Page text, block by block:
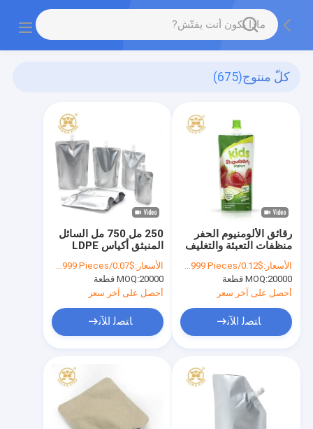
كلّ منتوج(675)
250 مل 750 مل السائل
المنبثق أكياس LDPE
ضغط زبدة الفول
السوداني
الأسعار:$0.07/Pieces 20000-99999 Pieces
MOQ:20000 قطعة
أحصل على آخر سعر
ﺎﺘﺼﻟ ﺍﻶﻧ
رقائق الألومنيوم الحفر
منظفات التعبئة والتغليف
الفاكهة التعبئة والتغليف
الأسعار:$0.12/Pieces 10000-99999 Pieces
MOQ:20000 قطعة
أحصل على آخر سعر
ﺎﺘﺼﻟ ﺍﻶﻧ